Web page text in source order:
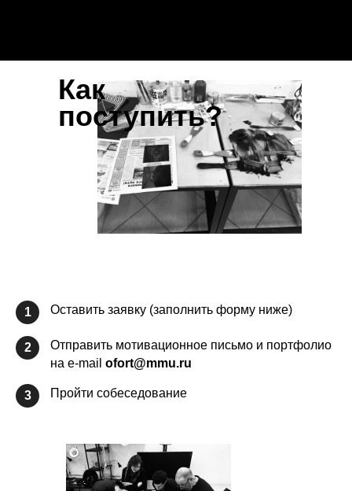
Как
поступить?
1 Оставить заявку (заполнить форму ниже)
2
Отправить мотивационное письмо и портфолио
на e-mail ofort@mmu.ru
3 Пройти собеседование